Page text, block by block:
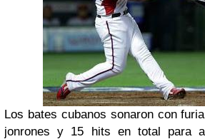
Los bates cubanos sonaron con
jonrones y 15 hits en total para